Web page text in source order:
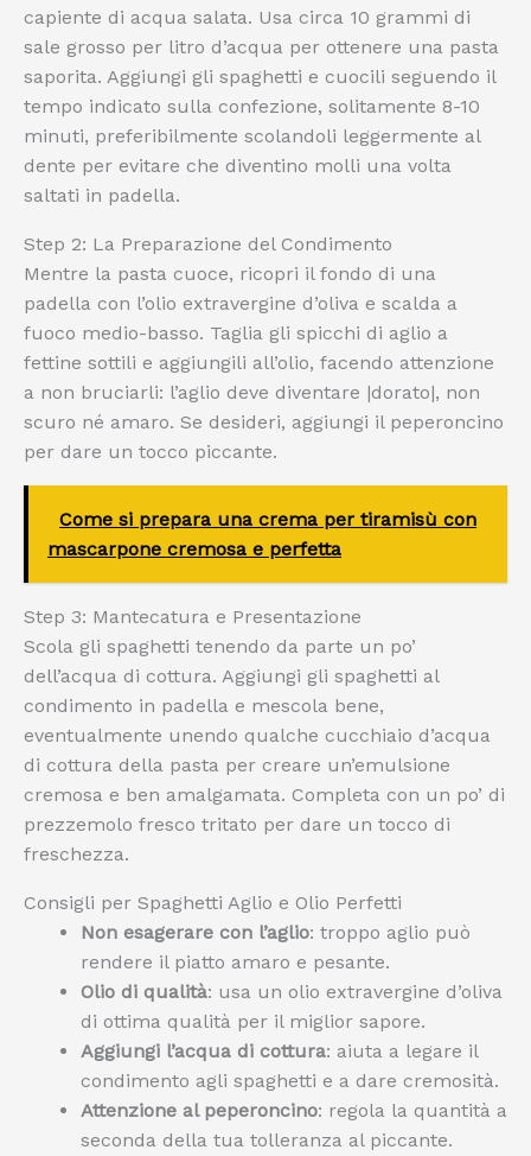
capiente di acqua salata. Usa circa 10 grammi di
sale grosso per litro d’acqua per ottenere una pasta
saporita. Aggiungi gli spaghetti e cuocili seguendo il
tempo indicato sulla confezione, solitamente 8-10
minuti, preferibilmente scolandoli leggermente al
dente per evitare che diventino molli una volta
saltati in padella.
Step 2: La Preparazione del Condimento
Mentre la pasta cuoce, ricopri il fondo di una
padella con l’olio extravergine d’oliva e scalda a
fuoco medio-basso. Taglia gli spicchi di aglio a
fettine sottili e aggiungili all’olio, facendo attenzione
a non bruciarli: l’aglio deve diventare |dorato|, non
scuro né amaro. Se desideri, aggiungi il peperoncino
per dare un tocco piccante.
Come si prepara una crema per tiramisù con
mascarpone cremosa e perfetta
Step 3: Mantecatura e Presentazione
Scola gli spaghetti tenendo da parte un po’
dell’acqua di cottura. Aggiungi gli spaghetti al
condimento in padella e mescola bene,
eventualmente unendo qualche cucchiaio d’acqua
di cottura della pasta per creare un’emulsione
cremosa e ben amalgamata. Completa con un po’ di
prezzemolo fresco tritato per dare un tocco di
freschezza.
Consigli per Spaghetti Aglio e Olio Perfetti
Non esagerare con l’aglio: troppo aglio può
rendere il piatto amaro e pesante.
Olio di qualità: usa un olio extravergine d’oliva
di ottima qualità per il miglior sapore.
Aggiungi l’acqua di cottura: aiuta a legare il
condimento agli spaghetti e a dare cremosità.
Attenzione al peperoncino: regola la quantità a
seconda della tua tolleranza al piccante.